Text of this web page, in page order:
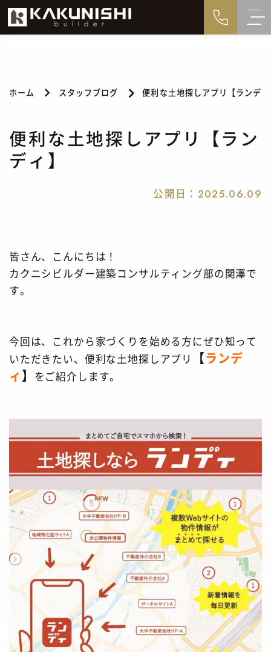
ホーム スタッフブログ 便利な土地探しアプリ【ランデ
便利な土地探しアプリ【ラン
ディ】
公開日： 2025.06.09
皆さん、こんにちは！
カクニシビルダー建築コンサルティング部の関澤で
す。
今回は、これから家づくりを始める方にぜひ知って
いただきたい、便利な土地探しアプリ
【ランデ
ィ】 をご紹介します。